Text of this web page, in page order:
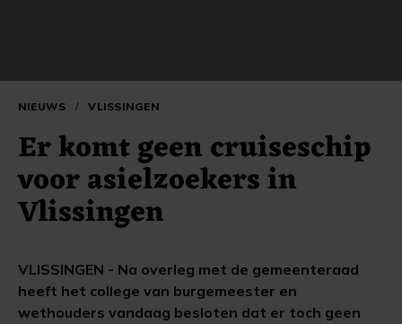
NIEUWS / VLISSINGEN
Er komt geen cruiseschip
voor asielzoekers in
Vlissingen
VLISSINGEN - Na overleg met de gemeenteraad
heeft het college van burgemeester en
wethouders vandaag besloten dat er toch geen